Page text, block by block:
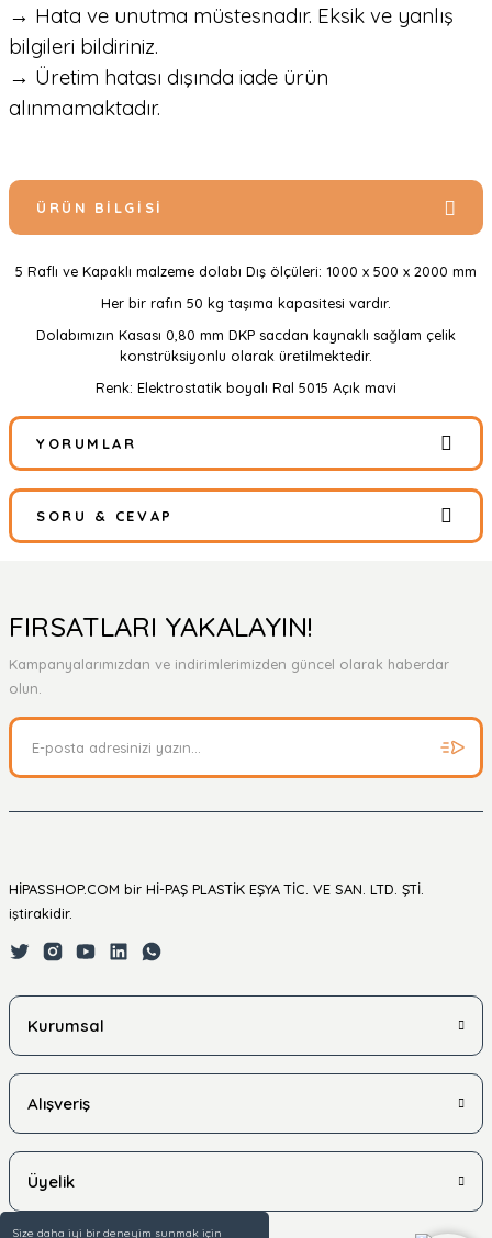
Size daha iyi bir deneyim sunmak için
→ Hata ve unutma müstesnadır. Eksik ve yanlış
bilgileri bildiriniz.
→ Üretim hatası dışında iade ürün
alınmamaktadır.
ÜRÜN BILGISI
5 Raflı ve Kapaklı malzeme dolabı Dış ölçüleri: 1000 x 500 x 2000 mm
Her bir rafın 50 kg taşıma kapasitesi vardır.
Dolabımızın Kasası 0,80 mm DKP sacdan kaynaklı sağlam çelik
konstrüksiyonlu olarak üretilmektedir.
Renk: Elektrostatik boyalı Ral 5015 Açık mavi
YORUMLAR
Bu ürüne ilk yorumu siz yapın!
Yorum Yaz
SORU & CEVAP
Ürün hakkında henüz soru sorulmamış.
FIRSATLARI YAKALAYIN!
Kampanyalarımızdan ve indirimlerimizden güncel olarak haberdar
olun.
HİPASSHOP.COM bir Hİ-PAŞ PLASTİK EŞYA TİC. VE SAN. LTD. ŞTİ.
iştirakidir.
Kurumsal
Alışveriş
Üyelik